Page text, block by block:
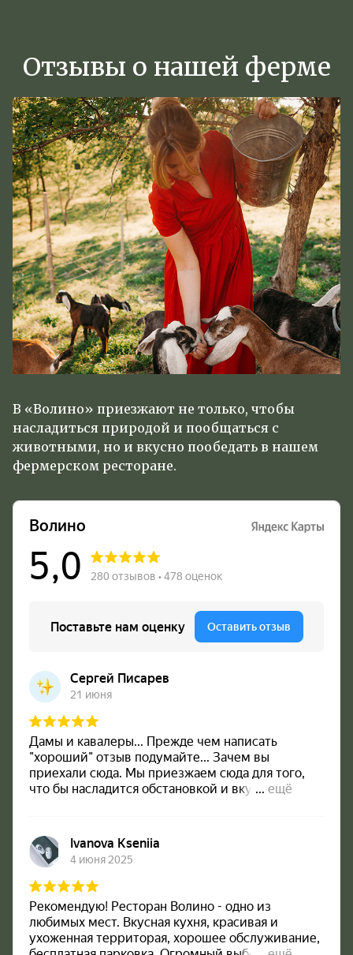
Отзывы о нашей ферме
В «Волино» приезжают не только, чтобы
насладиться природой и пообщаться с
животными, но и вкусно пообедать в нашем
фермерском ресторане.